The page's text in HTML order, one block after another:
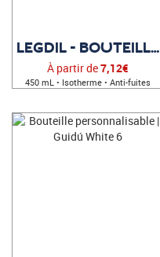
LEGDIL - BOUTEILLE PUBLICITAIRE
À partir de7,12€
450 mL • Isotherme • Anti-fuites